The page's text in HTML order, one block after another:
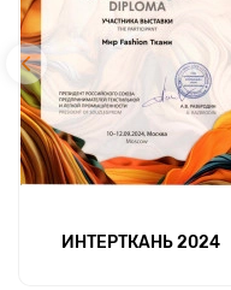
ИНТЕРТКАНЬ 2024